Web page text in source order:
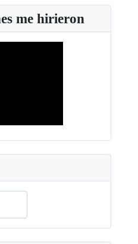
me hirieron
for results.